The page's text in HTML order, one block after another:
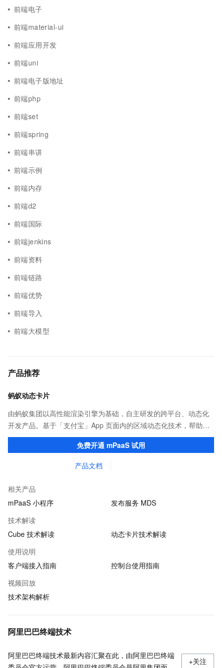
前端电子
前端material-ui
前端应用开发
前端uni
前端电子版地址
前端php
前端set
前端spring
前端串讲
前端示例
前端内存
前端d2
前端国际
前端jenkins
前端资料
前端链路
前端优势
前端导入
前端大模型
产品推荐
蚂蚁动态卡片
由蚂蚁集团以高性能渲染引擎为基础，自主研发的跨平台、动态化
开发产品。基于「支付宝」App 页面内的区域动态化技术，帮助客
户提升研发效率的同时，追求轻量、流畅的 App 性能体验。
免费开通 mPaaS 试用
产品文档
相关产品
mPaaS 小程序
发布服务 MDS
技术解读
Cube 技术解读
动态卡片技术解读
使用说明
客户端接入指南
控制台使用指南
视频回放
技术架构解析
阿里巴巴终端技术
阿里巴巴终端技术最新内容汇聚在此，由阿里巴巴终端
+关注